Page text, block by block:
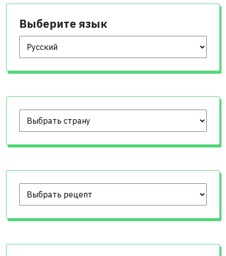
Выберите язык
Выберите язык